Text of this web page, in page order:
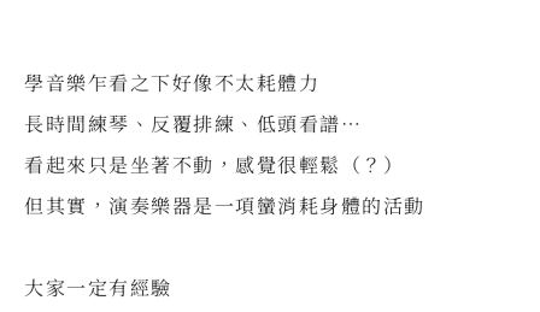
學音樂乍看之下好像不太耗體力
長時間練琴、反覆排練、低頭看譜…
看起來只是坐著不動，感覺很輕鬆（？）
但其實，演奏樂器是一項蠻消耗身體的活動
大家一定有經驗